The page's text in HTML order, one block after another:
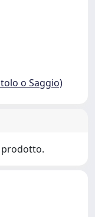
o Saggio)
prodotto.